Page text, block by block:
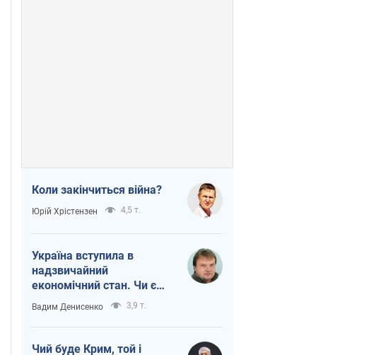
Коли закінчиться війна?
Юрій Хрістензен 4,5 т.
Україна вступила в
надзвичайний
економічний стан. Чи є
світло вкінці тунелю?
Вадим Денисенко 3,9 т.
Чий буде Крим, той і